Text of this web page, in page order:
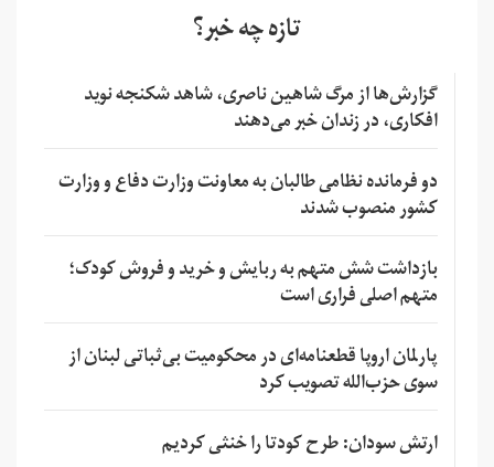
تازه چه خبر؟
گزارش‌ها از مرگ شاهین ناصری، شاهد شکنجه نوید
افکاری، در زندان خبر می‌دهند
دو فرمانده نظامی طالبان به معاونت وزارت دفاع و وزارت
کشور منصوب شدند
بازداشت شش متهم به ربایش و خرید و فروش کودک؛
متهم اصلی فراری است
پارلمان اروپا قطعنامه‌ای در محکومیت بی‌ثباتی لبنان از
سوی حزب‌الله تصویب کرد
ارتش سودان: طرح کودتا را خنثی کردیم